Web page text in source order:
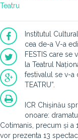
Teatru
Institutul
cea de-a V-a
FESTIS care se
la Teatrul
festivalul se v-a
TEATRU”.
ICR Chișinău
onoare:
Cotimanis, precum și a
vor prezenta 13